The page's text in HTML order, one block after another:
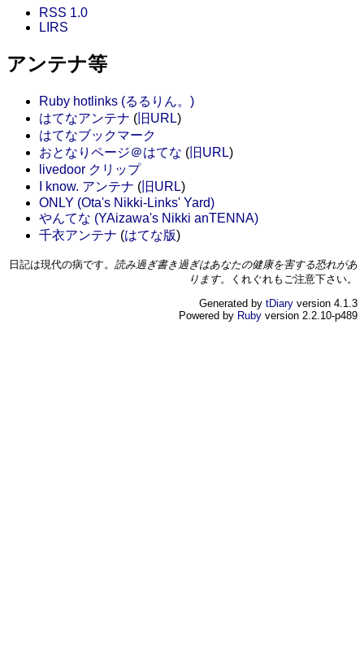
RSS 1.0
LIRS
アンテナ等
Ruby hotlinks (るるりん。)
はてなアンテナ ( 旧URL)
はてなブックマーク
おとなりページ＠はてな ( 旧URL)
livedoor クリップ
I know. アンテナ ( 旧URL)
ONLY (Ota's Nikki-Links' Yard)
やんてな (YAizawa's Nikki anTENNA)
千衣アンテナ (はてな版)
日記は現代の病です。 読み過ぎ書き過ぎはあなたの健康を害する恐れがあ
ります。
くれぐれもご注意下さい。
Generated by tDiary version 4.1.3
Powered by Ruby version 2.2.10-p489